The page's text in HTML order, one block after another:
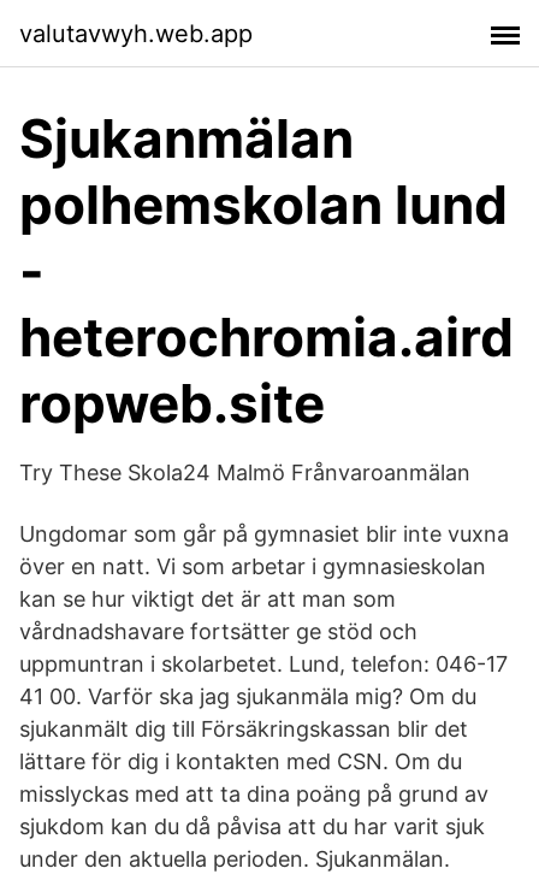
valutavwyh.web.app
Sjukanmälan
polhemskolan lund
-
heterochromia.aird
ropweb.site
Try These Skola24 Malmö Frånvaroanmälan
Ungdomar som går på gymnasiet blir inte vuxna
över en natt. Vi som arbetar i gymnasieskolan
kan se hur viktigt det är att man som
vårdnadshavare fortsätter ge stöd och
uppmuntran i skolarbetet. Lund, telefon: 046-17
41 00. Varför ska jag sjukanmäla mig? Om du
sjukanmält dig till Försäkringskassan blir det
lättare för dig i kontakten med CSN. Om du
misslyckas med att ta dina poäng på grund av
sjukdom kan du då påvisa att du har varit sjuk
under den aktuella perioden. Sjukanmälan.